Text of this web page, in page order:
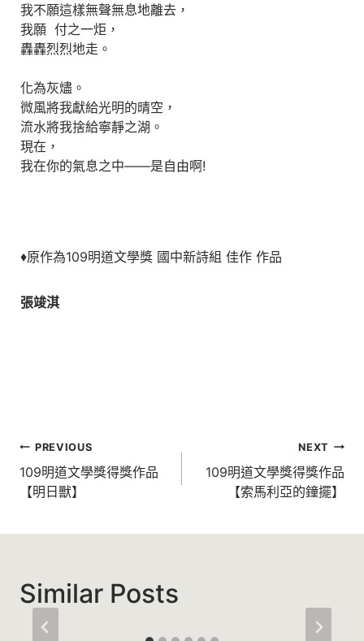
我不願這樣無聲無息地離去，
我願 付之一炬，
轟轟烈烈地走。
化為灰燼。
微風將我獻給光明的晴空，
流水將我捨給寧靜之湖。
現在，
我在你的氣息之中——是自由啊!
♦原作為109明道文學獎 國中新詩組 佳作 作品
張竣淇
文
章
導
覽
PREVIOUS
109明道文學獎得獎作品
【明日獸】
NEXT
109明道文學獎得獎作品
【索馬利亞的鐘擺】
Similar Posts